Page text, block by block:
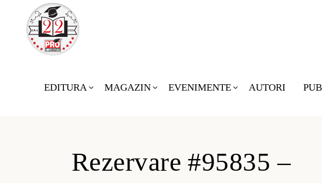
EDITURA MAGAZIN EVENIMENTE AUTORI
Rezervare #95835 –